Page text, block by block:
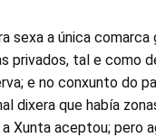
a única comarca
privados, tal e como
e no conxunto do
dixera que había
Xunta aceptou; pero